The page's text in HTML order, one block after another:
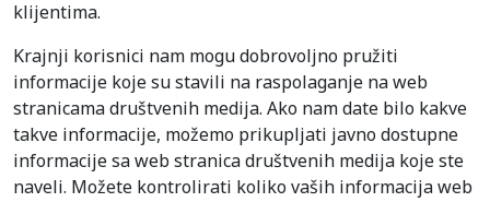
klijentima.
Krajnji korisnici nam mogu dobrovoljno pružiti
informacije koje su stavili na raspolaganje na web
stranicama društvenih medija. Ako nam date bilo kakve
takve informacije, možemo prikupljati javno dostupne
informacije sa web stranica društvenih medija koje ste
naveli. Možete kontrolirati koliko vaših informacija web